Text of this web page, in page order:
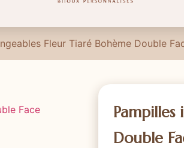
Fleur Tiaré Bohème Double
Pampilles
Double